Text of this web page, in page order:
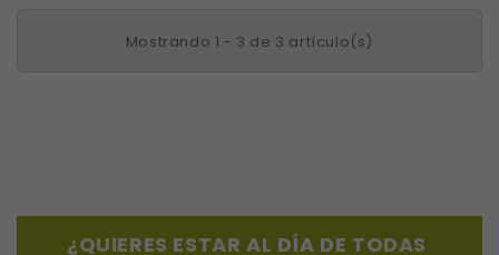
Mostrando 1 - 3 de 3 artículo(s)
¿QUIERES ESTAR AL DÍA DE TODAS